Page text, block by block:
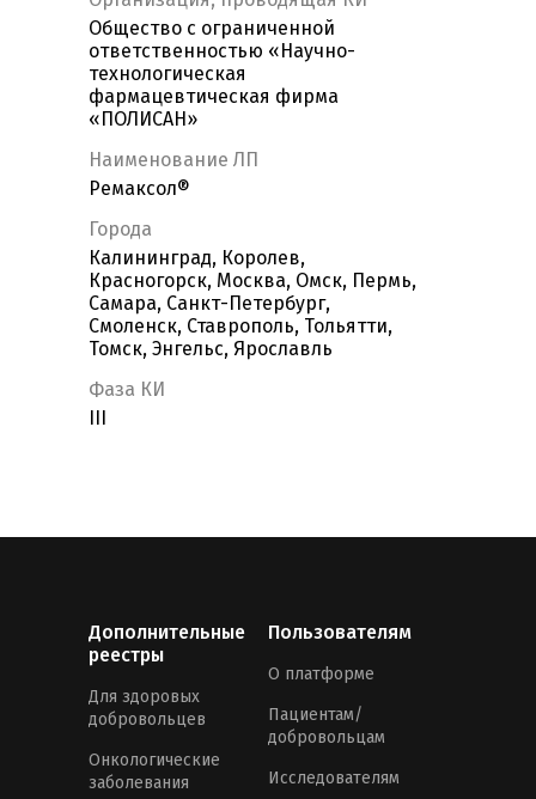
Общество с ограниченной
ответственностью «Научно-
технологическая
фармацевтическая фирма
«ПОЛИСАН»
Наименование ЛП
Ремаксол®
Города
Калининград, Королев,
Красногорск, Москва, Омск, Пермь,
Самара, Санкт-Петербург,
Смоленск, Ставрополь, Тольятти,
Томск, Энгельс, Ярославль
Фаза КИ
Дополнительные
реестры
Для здоровых
добровольцев
Онкологические
заболевания
Пользователям
О платформе
Пациентам/
добровольцам
Исследователям